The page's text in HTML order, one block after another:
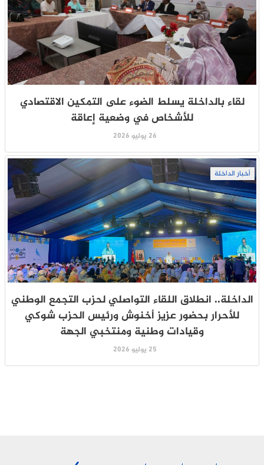
لقاء بالداخلة يسلط الضوء على التمكين الاقتصادي
للأشخاص في وضعية إعاقة
26 يوليو 2026
أخبار الداخلة
الداخلة.. انطلاق اللقاء التواصلي لحزب التجمع الوطني
للأحرار بحضور عزيز أخنوش ورئيس الحزب شوكي
وقيادات وطنية ومنتخبي الجهة
25 يوليو 2026